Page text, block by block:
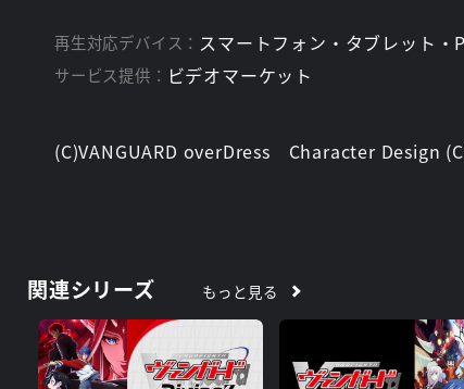
監督：森 賢
再生対応デバイス： スマートフォン・タブレット・
サービス提供： ビデオマーケット
(C)VANGUARD overDress Character Design
関連シリーズ もっと見る